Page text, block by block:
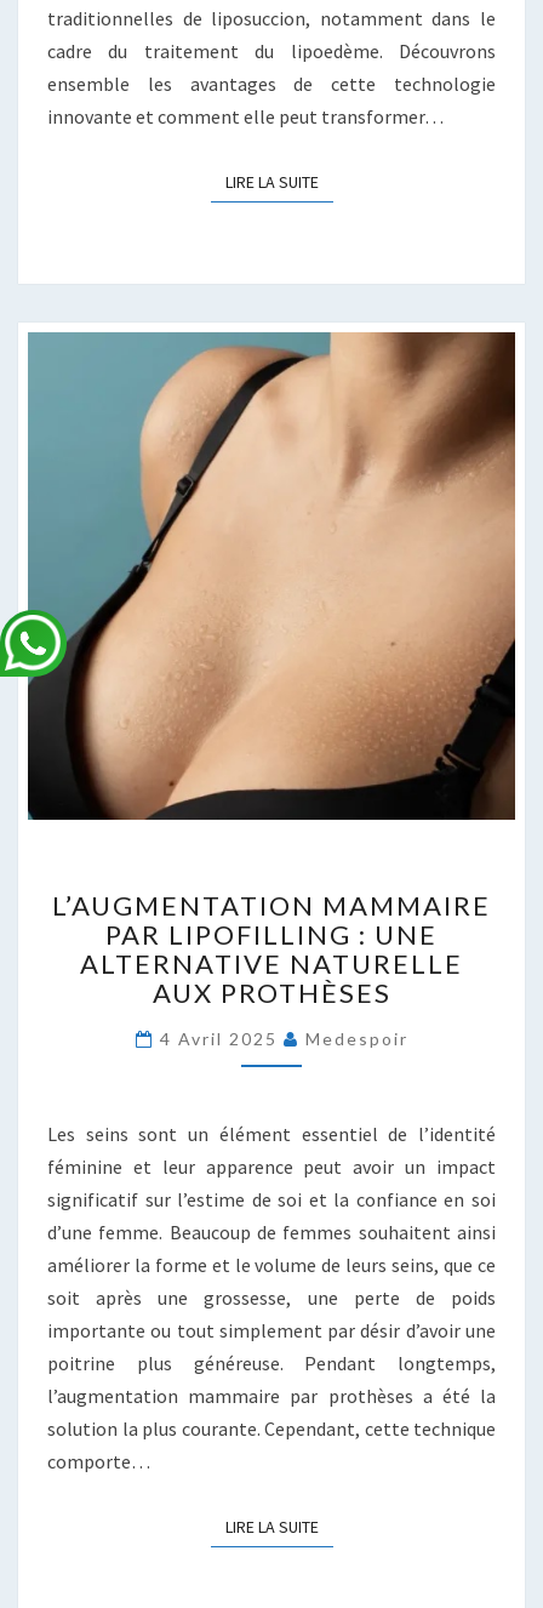
traditionnelles de liposuccion, notamment dans le
cadre du traitement du lipoedème. Découvrons
ensemble les avantages de cette technologie
innovante et comment elle peut transformer…
LIRE LA SUITELIRE LA SUITE
MAMMAIRE
PAR
LIPOFILLING
:
ALTERNATIVE
NATURELLE
L’AUGMENTATION MAMMAIRE
PAR LIPOFILLING : UNE
ALTERNATIVE NATURELLE
AUX PROTHÈSES
4 Avril 2025 Medespoir
Les seins sont un élément essentiel de l’identité
féminine et leur apparence peut avoir un impact
significatif sur l’estime de soi et la confiance en soi
d’une femme. Beaucoup de femmes souhaitent ainsi
améliorer la forme et le volume de leurs seins, que ce
soit après une grossesse, une perte de poids
importante ou tout simplement par désir d’avoir une
poitrine plus généreuse. Pendant longtemps,
l’augmentation mammaire par prothèses a été la
solution la plus courante. Cependant, cette technique
comporte…
LIRE LA SUITELIRE LA SUITE